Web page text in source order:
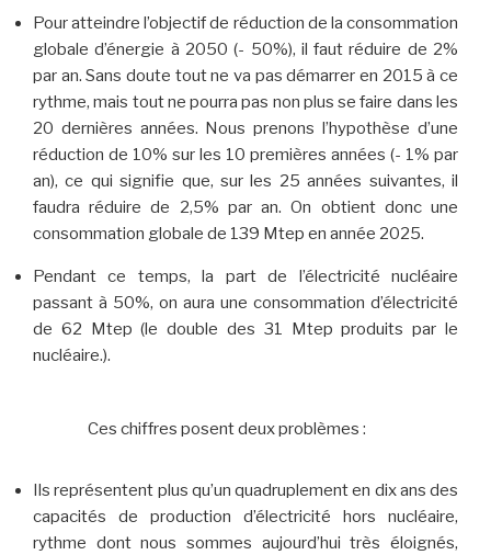
Pour atteindre l’objectif de réduction de la consommation
globale d’énergie à 2050 (- 50%), il faut réduire de 2%
par an. Sans doute tout ne va pas démarrer en 2015 à ce
rythme, mais tout ne pourra pas non plus se faire dans les
20 dernières années. Nous prenons l’hypothèse d’une
réduction de 10% sur les 10 premières années (- 1% par
an), ce qui signifie que, sur les 25 années suivantes, il
faudra réduire de 2,5% par an. On obtient donc une
consommation globale de 139 Mtep en année 2025.
Pendant ce temps, la part de l’électricité nucléaire
passant à 50%, on aura une consommation d’électricité
de 62 Mtep (le double des 31 Mtep produits par le
nucléaire.).
Ces chiffres posent deux problèmes :
Ils représentent plus qu’un quadruplement en dix ans des
capacités de production d’électricité hors nucléaire,
rythme dont nous sommes aujourd’hui très éloignés,